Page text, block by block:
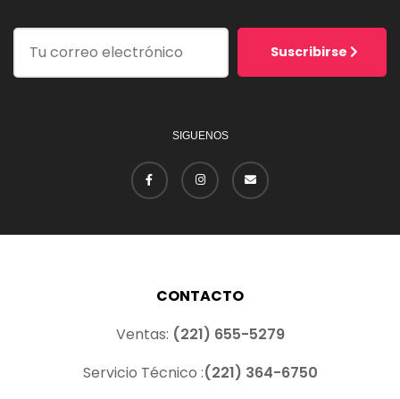
Suscribirse
SIGUENOS
CONTACTO
Ventas: (221) 655-5279
Servicio Técnico :(221) 364-6750